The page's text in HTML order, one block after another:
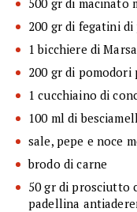
500 gr di macinato
200 gr di fegatini
1 bicchiere di
200 gr di pomodori
1 cucchiaino di
100 ml di
sale, pepe e noce
brodo di carne
50 gr di prosciutto
padellina